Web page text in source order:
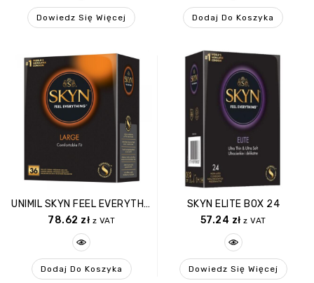
Dowiedz Się Więcej Dodaj Do Koszyka
UNIMIL SKYN FEEL EVERYTHING LARGE Nielateksowe 36 Szt
78.62 zł z VAT
Dodaj Do Koszyka
SKYN ELITE BOX 24
57.24 zł z VAT
Dowiedz Się Więcej